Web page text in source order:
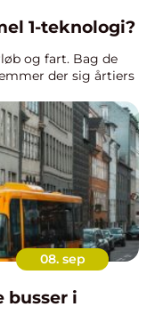
1-teknologi?
og fart. Bag de
der sig årtiers
08. sep
busser i